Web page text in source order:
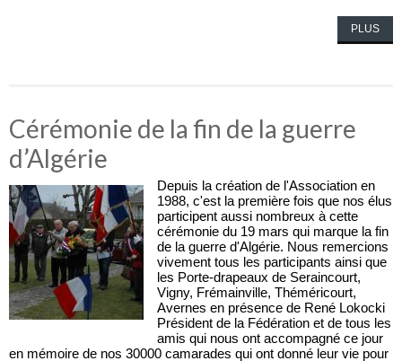
PLUS
Cérémonie de la fin de la guerre
d’Algérie
Depuis la création de l'Association en
1988, c'est la première fois que nos élus
participent aussi nombreux à cette
cérémonie du 19 mars qui marque la fin
de la guerre d'Algérie. Nous remercions
vivement tous les participants ainsi que
les Porte-drapeaux de Seraincourt,
Vigny, Frémainville, Théméricourt,
Avernes en présence de René Lokocki
Président de la Fédération et de tous les
amis qui nous ont accompagné ce jour
en mémoire de nos 30000 camarades qui ont donné leur vie pour